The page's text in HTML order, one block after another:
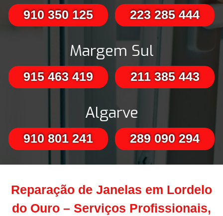
910 350 125 223 285 444
Margem Sul
915 463 419 211 385 443
Algarve
910 801 241 289 090 294
Reparação de Janelas em Lordelo
do Ouro – Serviços Profissionais,